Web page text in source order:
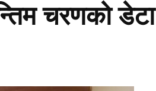
चरणको